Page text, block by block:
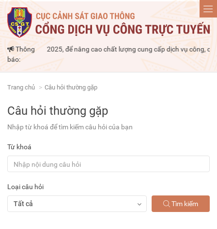
Thông
báo:
ngày 26/03/2025, để nâng cao chất lượng cung cấp dịch vụ công,
Trang chủ Câu hỏi thường gặp
Câu hỏi thường gặp
Nhập từ khoá để tìm kiếm câu hỏi của bạn
Từ khoá
Loại câu hỏi
Tìm kiếm